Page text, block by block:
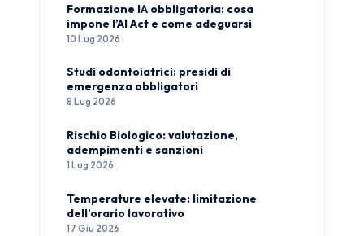
Formazione IA obbligatoria: cosa
impone l’AI Act e come adeguarsi
10 Lug 2026
Studi odontoiatrici: presidi di
emergenza obbligatori
8 Lug 2026
Rischio Biologico: valutazione,
adempimenti e sanzioni
1 Lug 2026
Temperature elevate: limitazione
dell’orario lavorativo
17 Giu 2026